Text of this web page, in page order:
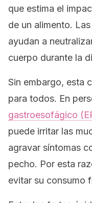
que estima el
de un alimento.
ayudan a
cuerpo durante la
Sin embargo, esta
para todos. En
gastroesofágico
puede irritar las
agravar síntomas
pecho. Por esta
evitar su consumo